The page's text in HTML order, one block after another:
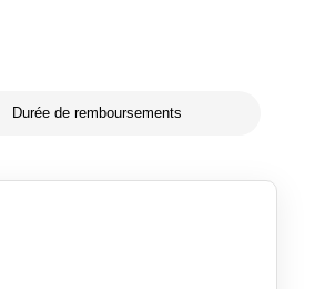
Durée de remboursements